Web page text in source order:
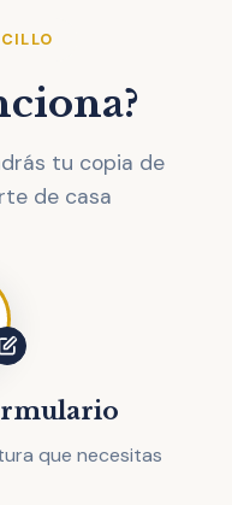
tu copia de
de casa
que necesitas